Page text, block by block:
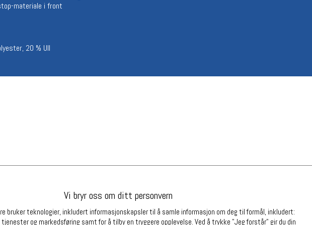
materiale i front
20 % Ull
Vi bryr oss om ditt personvern
bruker teknologier, inkludert informasjonskapsler til å samle informasjon om deg til formål, inkludert:
og markedsføring samt for å tilby en tryggere opplevelse. Ved å trykke "Jeg forstår" gir du din
Betingelser
Informasjonskapsler